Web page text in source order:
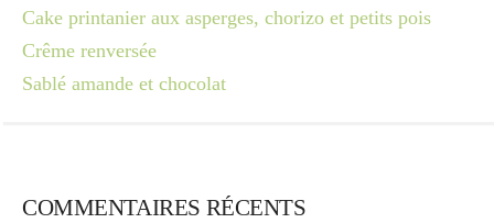
Cake printanier aux asperges, chorizo et petits pois
Crême renversée
Sablé amande et chocolat
COMMENTAIRES RÉCENTS